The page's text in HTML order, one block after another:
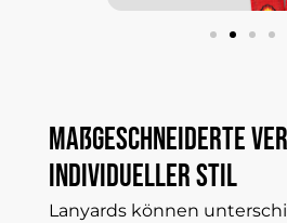
Maßgeschneiderte
individuellerStil
Lanyards können